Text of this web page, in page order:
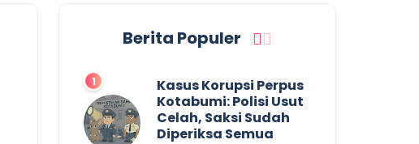
Berita Populer
Kasus Korupsi Perpus
Kotabumi: Polisi Usut
Celah, Saksi Sudah
Diperiksa Semua